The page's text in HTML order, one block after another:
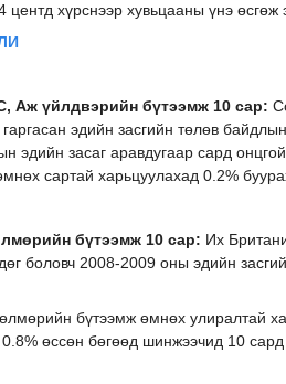
центд хүрснээр хувьцааны үнэ өсгөж
үйлдвэрийн бүтээмж 10 сар:
эдийн засгийн төлөв
эдийн засаг аравдугаар сард
сартай харьцуулахад 0.2%
бүтээмж 10 сар: Их
боловч 2008-2009 оны эдийн
бүтээмж өмнөх улиралтай
өссөн бөгөөд шинжээчид 10